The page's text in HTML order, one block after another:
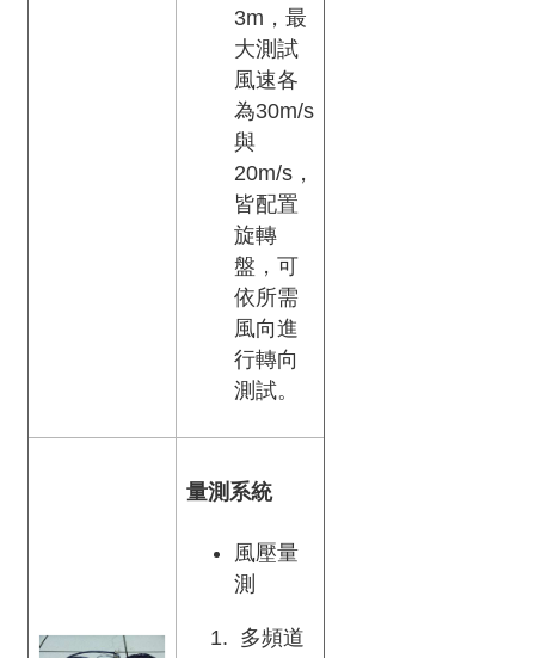
3m，最
大測試
風速各
為30m/s
與
20m/s，
皆配置
旋轉
盤，可
依所需
風向進
行轉向
測試。
量測系統
風壓量
測
多頻道